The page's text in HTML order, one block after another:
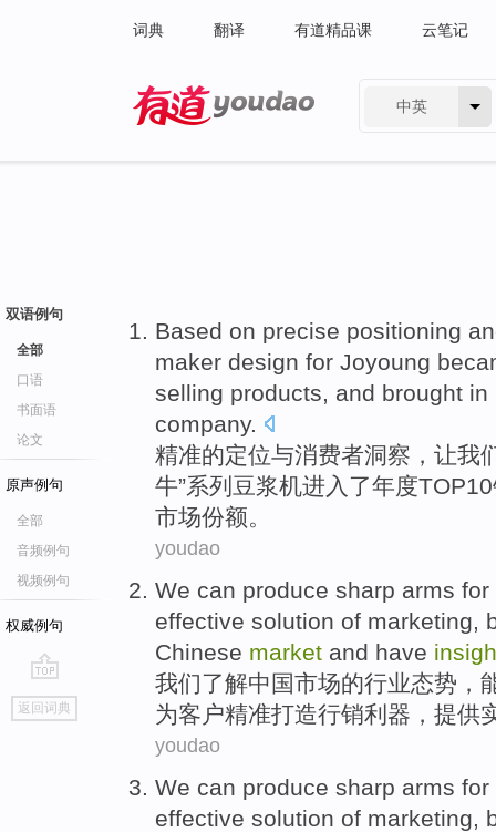
词典 翻译 有道精品课 云笔记
中英
双语例句
全部
口语
书面语
论文
原声例句
全部
音频例句
视频例句
权威例句
go
top
返回词典
Based on precise positioning
maker design for Joyoung
selling products, and brought in
company.
精准的定位与消费者洞察 ，让我
牛”系列豆浆机进入 了年度TOP10
市场份额。
youdao
We can produce sharp arms
effective solution of marketing,
Chinese market and have
我们了解中国市场的行业态势，
为客户精准打造行销利器， 提供
youdao
We can produce sharp arms
effective solution of marketing ,